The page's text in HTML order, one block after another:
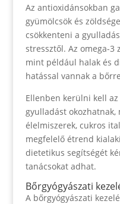
Az antioxidánsokban
gyümölcsök és
csökkenteni a
stressztől. Az omega-3
mint például halak és
hatással vannak a
Ellenben kerülni kell
gyulladást
élelmiszerek, cukros
megfelelő étrend
dietetikus segítségét
tanácsokat adhat.
Bőrgyógyászati
A bőrgyógyászati